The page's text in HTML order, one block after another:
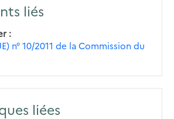
liés
n° 10/2011 de la Commission du
liées